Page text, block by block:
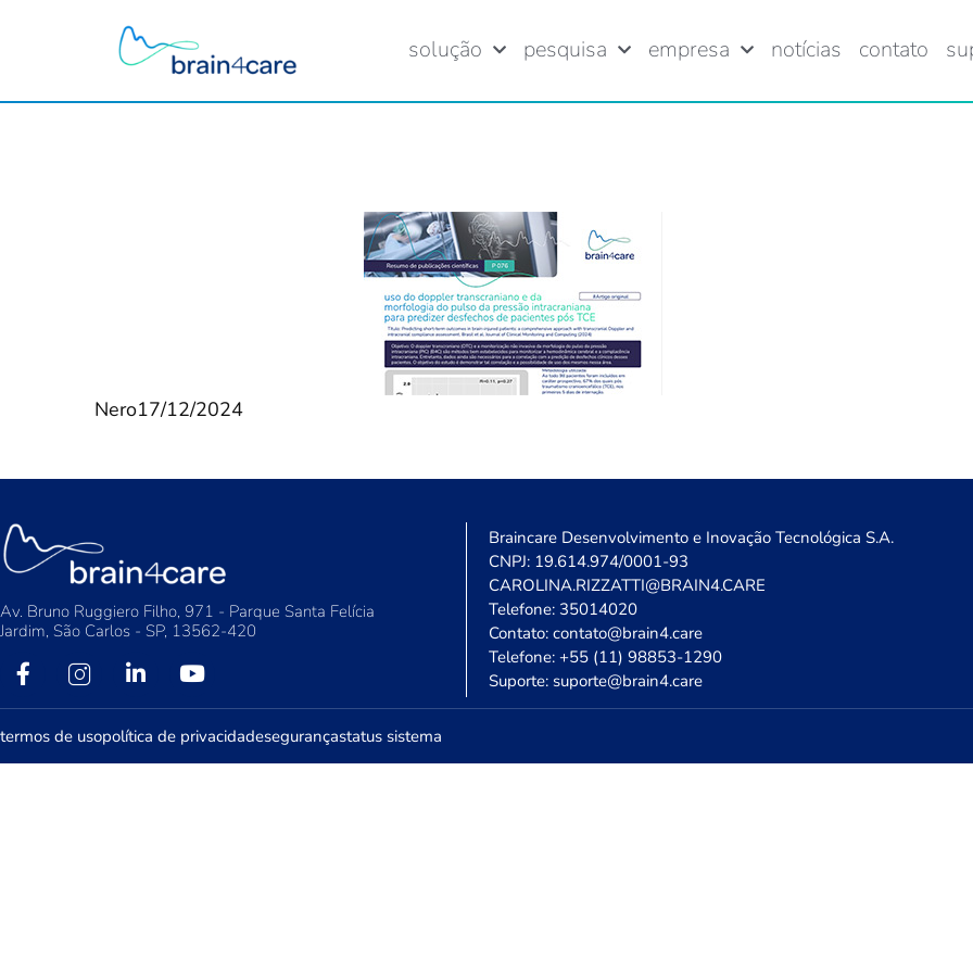
solução pesquisa empresa notícias contato
Nero17/12/2024
Av. Bruno Ruggiero Filho, 971 - Parque Santa Felícia
Jardim, São Carlos - SP, 13562-420
Braincare Desenvolvimento e Inovação Tecnológica S.A.
CNPJ: 19.614.974/0001-93
CAROLINA.RIZZATTI@BRAIN4.CARE
Telefone: 35014020
Contato: contato@brain4.care
Telefone: +55 (11) 98853-1290
Suporte: suporte@brain4.care
termos de usopolítica de privacidadesegurançastatus sistema